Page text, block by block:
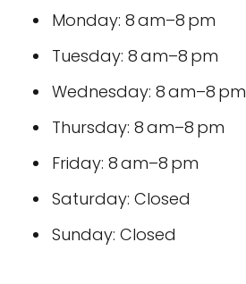
Monday: 8 am–8 pm
Tuesday: 8 am–8 pm
Wednesday: 8 am–8 pm
Thursday: 8 am–8 pm
Friday: 8 am–8 pm
Saturday: Closed
Sunday: Closed